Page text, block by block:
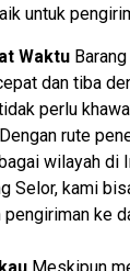
untuk
Waktu
dan tiba
perlu
Dengan rute
wilayah di
Selor, kami
pengiriman ke